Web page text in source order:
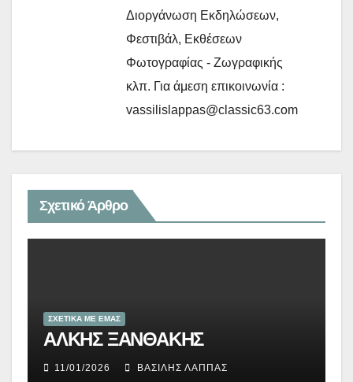
Διοργάνωση Εκδηλώσεων,
Φεστιβάλ, Εκθέσεων
Φωτογραφίας - Ζωγραφικής
κλπ. Για άμεση επικοινωνία :
vassilislappas@classic63.com
Σχετικό Άρθρο
ΣΧΕΤΙΚΑ ΜΕ ΕΜΑΣ
ΑΛΚΗΣ ΞΑΝΘΑΚΗΣ
11/01/2026 ΒΑΣΊΛΗΣ ΛΆΠΠΑΣ